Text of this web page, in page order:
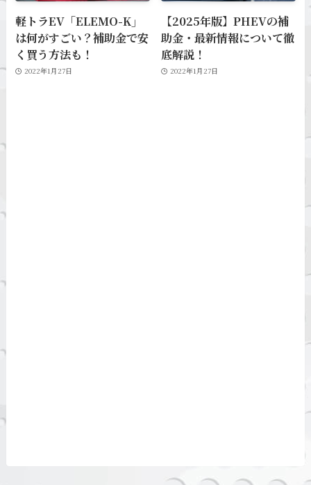
軽トラEV「ELEMO-K」
は何がすごい？補助金で安
く買う方法も！
2022年1月27日
【2025年版】PHEVの補
助金・最新情報について徹
底解説！
2022年1月27日